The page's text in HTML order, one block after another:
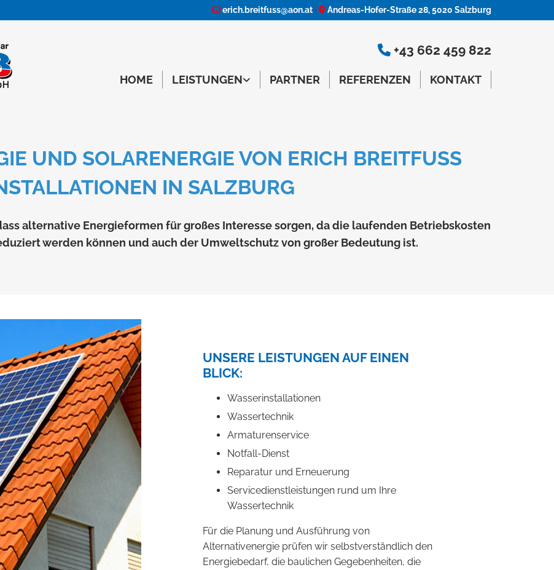
 erich.breitfuss@aon.at  Andreas-Hofer-Straße 28, 5020 Salzburg
 +43 662 459 822
HOME LEISTUNGEN PARTNER REFERENZEN KONTAKT
UND SOLARENERGIE VON ERICH BREITFUSS I
IN SALZBURG
alternative Energieformen für großes Interesse sorgen, da die laufenden Betriebskosten
werden können und auch der Umweltschutz von großer Bedeutung ist.
UNSERE LEISTUNGEN AUF EINEN
BLICK:
Wasserinstallationen
Wassertechnik
Armaturenservice
Notfall-Dienst
Reparatur und Erneuerung
Servicedienstleistungen rund um Ihre
Wassertechnik
Für die Planung und Ausführung von
Alternativenergie prüfen wir selbstverständlich den
Energiebedarf, die baulichen Gegebenheiten, die